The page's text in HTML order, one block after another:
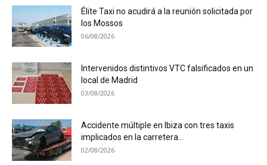
Élite Taxi no acudirá a la reunión solicitada por
los Mossos
06/08/2026
Intervenidos distintivos VTC falsificados en un
local de Madrid
03/08/2026
Accidente múltiple en Ibiza con tres taxis
implicados en la carretera...
02/08/2026